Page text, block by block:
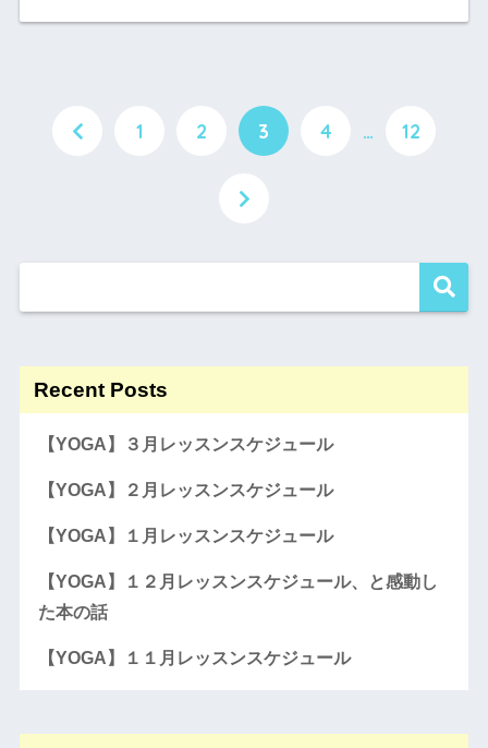
1 2 3 4 … 12
Recent Posts
【YOGA】３月レッスンスケジュール
【YOGA】２月レッスンスケジュール
【YOGA】１月レッスンスケジュール
【YOGA】１２月レッスンスケジュール、と感動し
た本の話
【YOGA】１１月レッスンスケジュール